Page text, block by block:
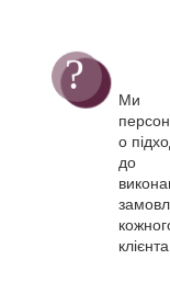
Ми
о
до
клієнта.